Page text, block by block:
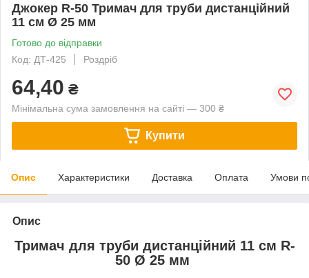
Джокер R-50 Тримач для труби дистанційний
11 см Ø 25 мм
Готово до відправки
Код: ДТ-425
Роздріб
64,40 ₴
Мінімальна сума замовлення на сайті — 300 ₴
Купити
Опис Характеристики Доставка Оплата Умови
Опис
Тримач для труби дистанційний 11 см R-
50 Ø 25 мм